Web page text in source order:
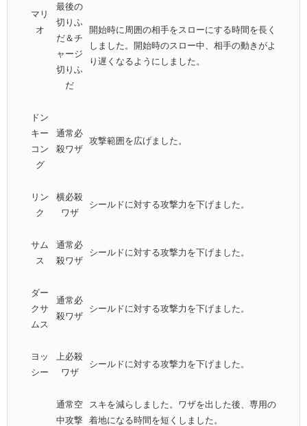
マリ
オ
最後の
切りふ
だ＆チ
ャージ
切りふ
だ
開始時に周囲の相手をスローにする時間を長く
しました。開始時のスロー中、相手の動きがよ
り遅くなるようにしました。
ドン
キー
コン
グ
通常必
殺ワザ
攻撃範囲を広げました。
リン
ク
横必殺
ワザ
シールドに対する攻撃力を下げました。
サム
ス
通常必
殺ワザ
シールドに対する攻撃力を下げました。
ダー
クサ
ムス
通常必
殺ワザ
シールドに対する攻撃力を下げました。
ヨッ
シー
上必殺
ワザ
シールドに対する攻撃力を下げました。
通常空
中攻撃
スキを減らしました。ワザを出した後、専用の
着地になる時間を短くしました。